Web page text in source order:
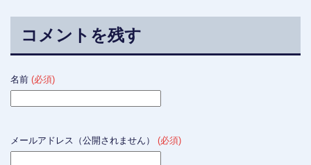
コメントを残す
名前 (必須)
メールアドレス（公開されません） (必須)